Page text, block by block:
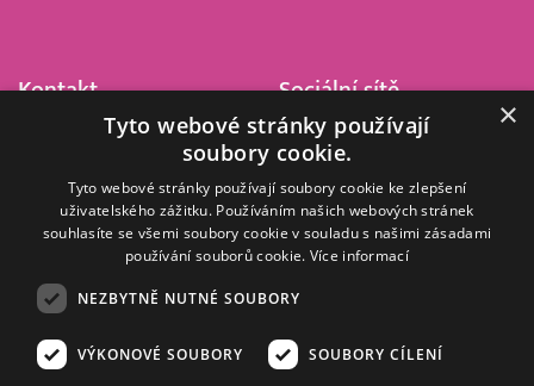
Kontakt
Barrandov Televizní Studio,
Kříženeckého nám. 322
152 00 Praha 5
IČ 416 93 311
Sociální sítě
© 2008–2026 EMPRESA MEDIA, a.s. Všechna práva vyhrazena.
×
Tyto webové stránky používají
soubory cookie.
Tyto webové stránky používají soubory cookie ke zlepšení
uživatelského zážitku. Používáním našich webových stránek
souhlasíte se všemi soubory cookie v souladu s našimi zásadami
používání souborů cookie. Více informací
NEZBYTNĚ NUTNÉ SOUBORY
VÝKONOVÉ SOUBORY SOUBORY CÍLENÍ